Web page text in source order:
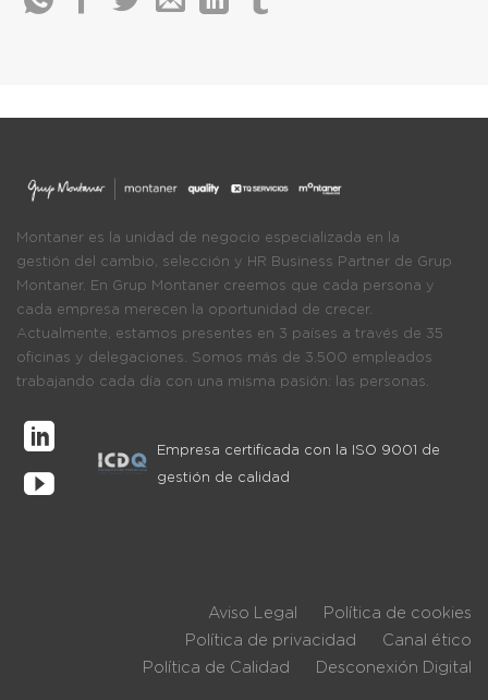
Montaner es la unidad de negocio especializada en la
gestión del cambio, selección y HR Business Partner de Grup
Montaner. En Grup Montaner creemos que cada persona y
cada empresa merecen la oportunidad de crecer.
Actualmente, estamos presentes en 3 países a través de 35
oficinas y delegaciones. Somos más de 3.500 empleados
trabajando cada día con una misma pasión: las personas.
Empresa certificada con la ISO 9001 de
gestión de calidad
Aviso Legal
Política de cookies
Política de privacidad
Canal ético
Política de Calidad
Desconexión Digital